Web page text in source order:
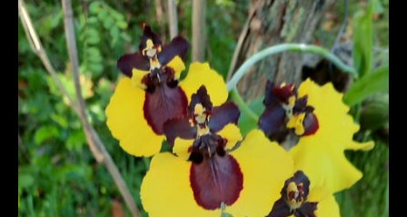
FELICIO
VALDINO